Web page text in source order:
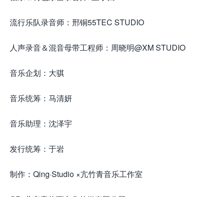
流行乐队录音师：邢铜55TEC STUDIO
人声录音＆混音母带工程师：周晓明@XM STUDIO
音乐企划：大骐
音乐统筹：马清妍
音乐助理：沈泽宇
发行统筹：于岩
制作：Qing·Studio ×亢竹青音乐工作室